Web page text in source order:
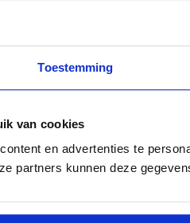
Toestemming
van cookies
en advertenties te
partners kunnen deze